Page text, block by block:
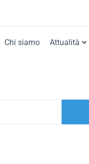
Chi siamo Attualità